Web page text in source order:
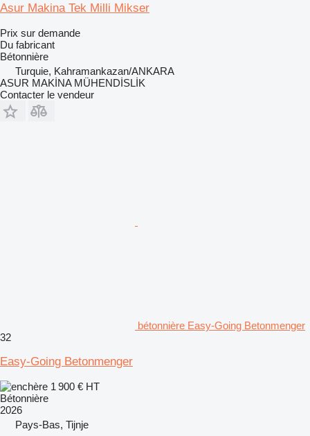
Asur Makina Tek Milli Mikser
Prix sur demande
Du fabricant
Bétonnière
Turquie, Kahramankazan/ANKARA
ASUR MAKİNA MÜHENDİSLİK
Contacter le vendeur
bétonnière Easy-Going Betonmenger
32
Easy-Going Betonmenger
1 900 € HT
Bétonnière
2026
Pays-Bas, Tijnje